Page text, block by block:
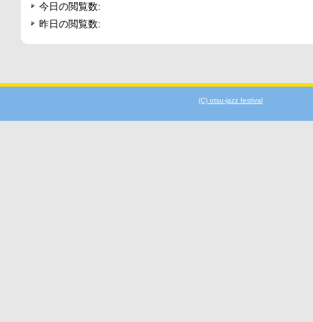
今日の閲覧数:
昨日の閲覧数:
(C) otsu-jazz festival